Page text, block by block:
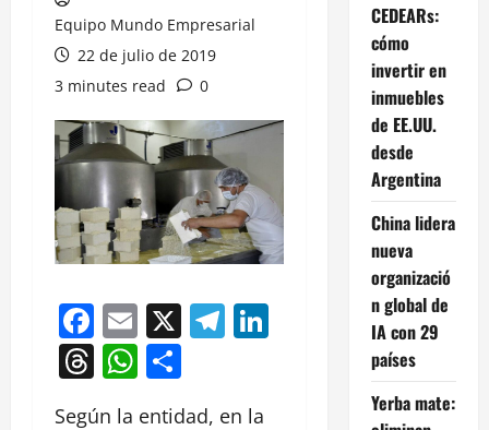
Equipo Mundo Empresarial
22 de julio de 2019
3 minutes read
0
Facebook
Email
X Telegram
LinkedIn
Threads
WhatsApp
Según la entidad, en la
CEDEARs:
cómo
invertir en
inmuebles
de EE.UU.
desde
Argentina
China lidera
nueva
organizació
n global de
IA con 29
países
Yerba mate: